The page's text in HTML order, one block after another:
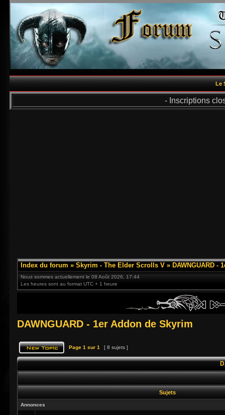
Le
- Inscriptions
Index du forum » Skyrim - The Elder Scrolls V » DAWNGUARD -
Nous sommes actuellement le 08 Août 2026, 17:44
Les heures sont au format UTC + 1 heure
DAWNGUARD - 1er Addon de Skyrim
Page 1 sur 1 [ 8 sujets ]
Sujets
Annonces